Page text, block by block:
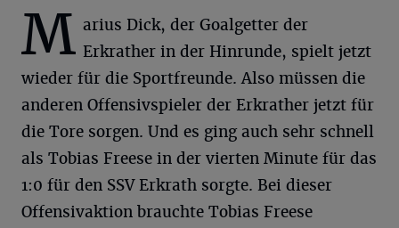
M arius Dick, der Goalgetter der
Erkrather in der Hinrunde, spielt jetzt
wieder für die Sportfreunde. Also müssen die
anderen Offensivspieler der Erkrather jetzt für
die Tore sorgen. Und es ging auch sehr schnell
als Tobias Freese in der vierten Minute für das
1:0 für den SSV Erkrath sorgte. Bei dieser
Offensivaktion brauchte Tobias Freese